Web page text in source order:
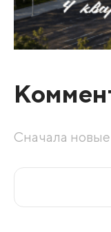
Сначала новые